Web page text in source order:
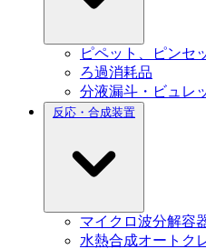
ピペット、ピンセ
ろ過消耗品
分液漏斗・ビュレ
反応・合成装置
マイクロ波分解容
水熱合成オートク